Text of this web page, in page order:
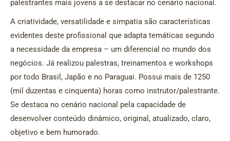
palestrantes mais jovens a se destacar no cenário nacional.
A criatividade, versatilidade e simpatia são características
evidentes deste profissional que adapta temáticas segundo
a necessidade da empresa – um diferencial no mundo dos
negócios. Já realizou palestras, treinamentos e workshops
por todo Brasil, Japão e no Paraguai. Possui mais de 1250
(mil duzentas e cinquenta) horas como instrutor/palestrante.
Se destaca no cenário nacional pela capacidade de
desenvolver conteúdo dinâmico, original, atualizado, claro,
objetivo e bem humorado.